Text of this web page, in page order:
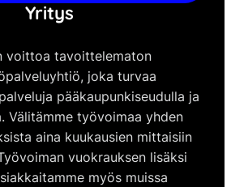
Yritys
voittoa tavoittelematon
joka turvaa
pääkaupunkiseudulla ja
Välitämme työvoimaa yhden
aina kuukausien mittaisiin
vuokrauksen lisäksi
myös muissa